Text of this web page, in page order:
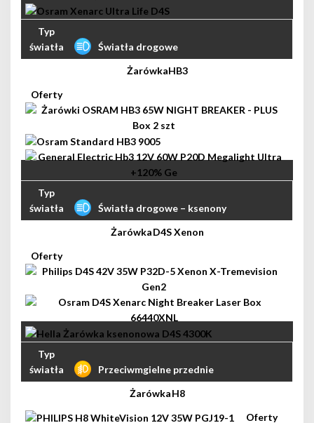
Światła drogowe
HB3
Światła drogowe – ksenony
D4S Xenon
Przeciwmgielne przednie
H8